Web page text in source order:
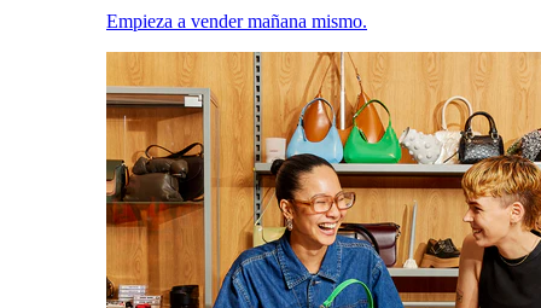
Empieza a vender mañana mismo.